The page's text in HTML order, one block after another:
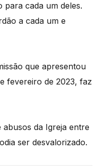
para cada um deles.
a cada um e
que apresentou
fevereiro de 2023, faz
da Igreja entre
ser desvalorizado.